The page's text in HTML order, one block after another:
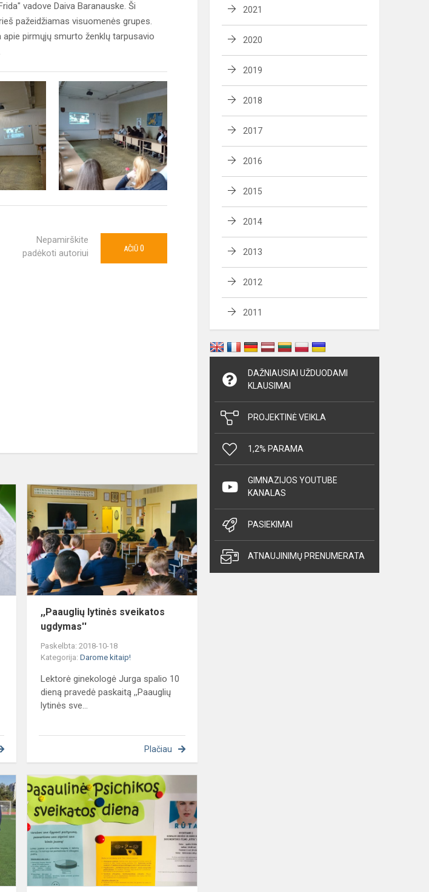
vadove Daiva Baranauske. Ši
pažeidžiamas visuomenės grupes.
pirmųjų smurto ženklų tarpusavio
Nepamirškite
padėkoti autoriui
AČIŪ 0
Pyragų
diena
,,Paauglių
sveikatos
ugdymas''
,,Paauglių lytinės sveikatos
ugdymas''
Paskelbta: 2018-10-18
Kategorija:Darome kitaip!
Lektorė ginekologė Jurga spalio 10
dieną pravedė paskaitą ,,Paauglių
lytinės sve...
Plačiau
Fotografijų
paroda
„Emociją
kuriame
patys“
psichikos
sveikatos
dienos
minėjimas
2021
2020
2019
2018
2017
2016
2015
2014
2013
2012
2011
DAŽNIAUSIAI UŽDUODAMI
KLAUSIMAI
PROJEKTINĖ VEIKLA
1,2% PARAMA
GIMNAZIJOS YOUTUBE
KANALAS
PASIEKIMAI
ATNAUJINIMŲ PRENUMERATA